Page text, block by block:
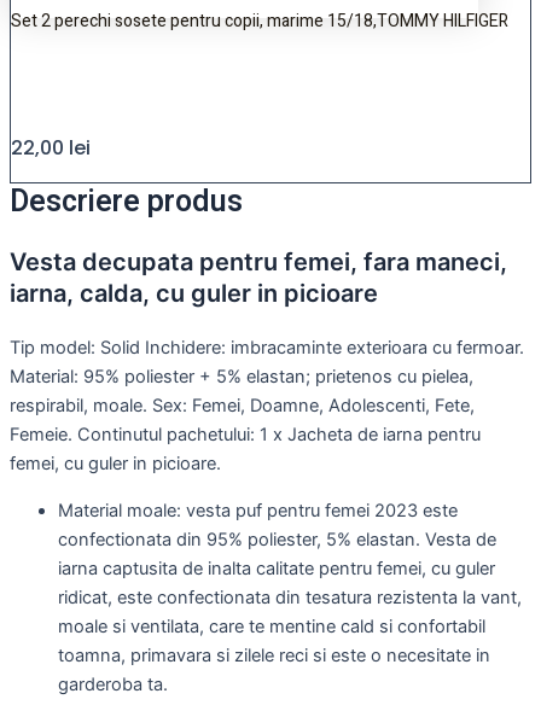
Set 2 perechi sosete pentru copii, marime 15/18,TOMMY HILFIGER
22,00 lei
Descriere produs
Vesta decupata pentru femei, fara maneci,
iarna, calda, cu guler in picioare
Tip model: Solid Inchidere: imbracaminte exterioara cu fermoar.
Material: 95% poliester + 5% elastan; prietenos cu pielea,
respirabil, moale. Sex: Femei, Doamne, Adolescenti, Fete,
Femeie. Continutul pachetului: 1 x Jacheta de iarna pentru
femei, cu guler in picioare.
Material moale: vesta puf pentru femei 2023 este
confectionata din 95% poliester, 5% elastan. Vesta de
iarna captusita de inalta calitate pentru femei, cu guler
ridicat, este confectionata din tesatura rezistenta la vant,
moale si ventilata, care te mentine cald si confortabil
toamna, primavara si zilele reci si este o necesitate in
garderoba ta.